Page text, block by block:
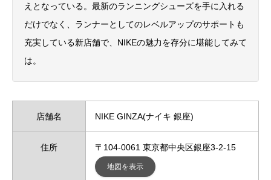
えとなっている。最新のランニングシューズを手に入れる
だけでなく、ランナーとしてのレベルアップのサポートも
充実している新店舗で、NIKEの魅力を存分に堪能してみて
は。
店舗名 NIKE GINZA(ナイキ 銀座)
住所 〒104-0061 東京都中央区銀座3-2-15
地図を表示